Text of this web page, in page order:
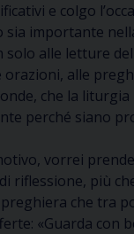
e colgo
sia importante
alle letture
orazioni, alle
che la liturgia
perché siano
vorrei
riflessione, più
che tra
«Guarda con